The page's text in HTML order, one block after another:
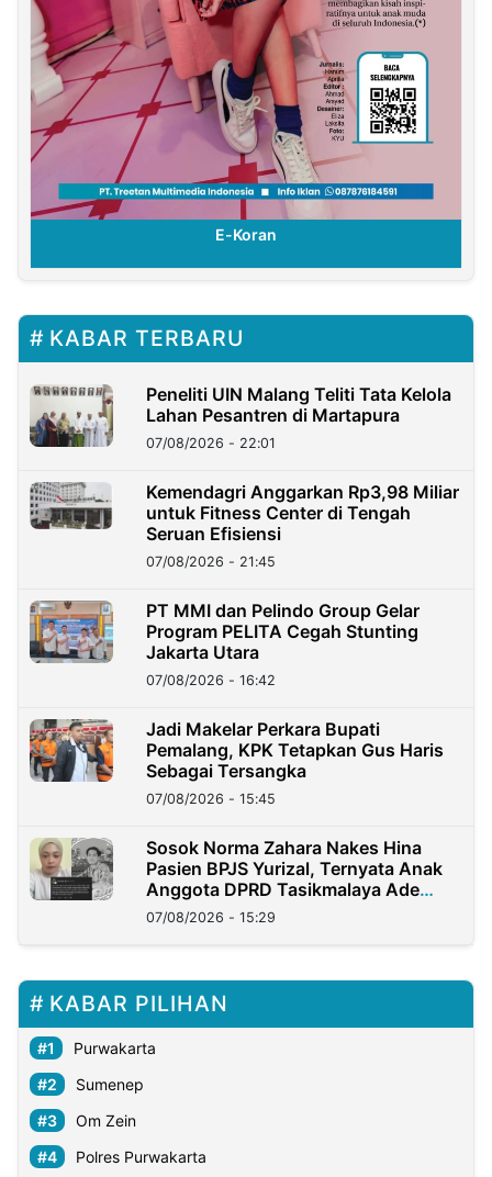
E-Koran
KABAR TERBARU
Peneliti UIN Malang Teliti Tata Kelola
Lahan Pesantren di Martapura
07/08/2026 - 22:01
Kemendagri Anggarkan Rp3,98 Miliar
untuk Fitness Center di Tengah
Seruan Efisiensi
07/08/2026 - 21:45
PT MMI dan Pelindo Group Gelar
Program PELITA Cegah Stunting
Jakarta Utara
07/08/2026 - 16:42
Jadi Makelar Perkara Bupati
Pemalang, KPK Tetapkan Gus Haris
Sebagai Tersangka
07/08/2026 - 15:45
Sosok Norma Zahara Nakes Hina
Pasien BPJS Yurizal, Ternyata Anak
Anggota DPRD Tasikmalaya Ade
Lukman
07/08/2026 - 15:29
KABAR PILIHAN
Purwakarta
Sumenep
Om Zein
Polres Purwakarta